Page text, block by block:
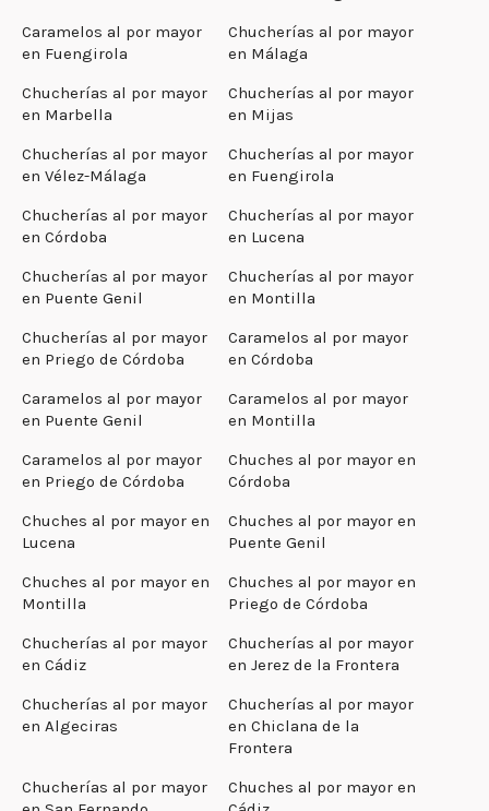
Caramelos al por mayor
en Fuengirola
Chucherías al por mayor
en Málaga
Chucherías al por mayor
en Marbella
Chucherías al por mayor
en Mijas
Chucherías al por mayor
en Vélez-Málaga
Chucherías al por mayor
en Fuengirola
Chucherías al por mayor
en Córdoba
Chucherías al por mayor
en Lucena
Chucherías al por mayor
en Puente Genil
Chucherías al por mayor
en Montilla
Chucherías al por mayor
en Priego de Córdoba
Caramelos al por mayor
en Córdoba
Caramelos al por mayor
en Puente Genil
Caramelos al por mayor
en Montilla
Caramelos al por mayor
en Priego de Córdoba
Chuches al por mayor en
Córdoba
Chuches al por mayor en
Lucena
Chuches al por mayor en
Puente Genil
Chuches al por mayor en
Montilla
Chuches al por mayor en
Priego de Córdoba
Chucherías al por mayor
en Cádiz
Chucherías al por mayor
en Jerez de la Frontera
Chucherías al por mayor
en Algeciras
Chucherías al por mayor
en Chiclana de la
Frontera
Chucherías al por mayor
Chuches al por mayor en